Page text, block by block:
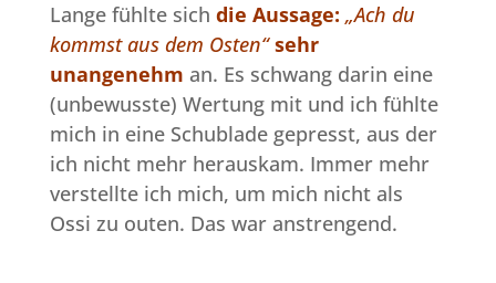
Lange fühlte sich die Aussage: „Ach du
kommst aus dem Osten“ sehr
unangenehm an. Es schwang darin eine
(unbewusste) Wertung mit und ich fühlte
mich in eine Schublade gepresst, aus der
ich nicht mehr herauskam. Immer mehr
verstellte ich mich, um mich nicht als
Ossi zu outen. Das war anstrengend.